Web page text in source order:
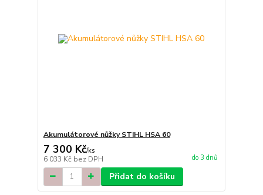
Akumulátorové nůžky STIHL HSA 60
7 300 Kč/ks
6 033 Kč bez DPH do 3 dnů
Přidat do košíku